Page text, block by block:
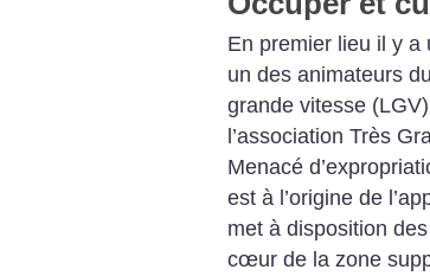
En premier lieu il y a
un des animateurs
grande vitesse
l’association Très
Menacé
est à l’origine de
met à disposition
cœur de la zone